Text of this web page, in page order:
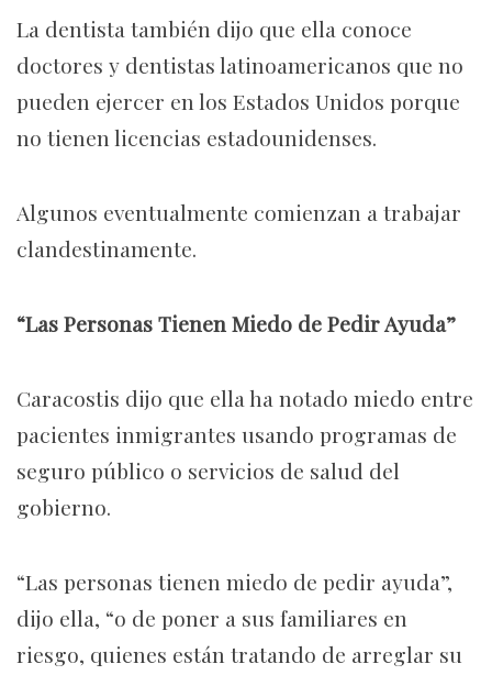
La dentista también dijo que ella conoce
doctores y dentistas latinoamericanos que no
pueden ejercer en los Estados Unidos porque
no tienen licencias estadounidenses.
Algunos eventualmente comienzan a trabajar
clandestinamente.
“Las Personas Tienen Miedo de Pedir Ayuda”
Caracostis dijo que ella ha notado miedo entre
pacientes inmigrantes usando programas de
seguro público o servicios de salud del
gobierno.
“Las personas tienen miedo de pedir ayuda”,
dijo ella, “o de poner a sus familiares en
riesgo, quienes están tratando de arreglar su